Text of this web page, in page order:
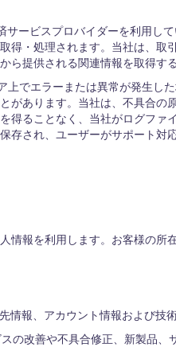
ービスプロバイダーを利用し
得・処理されます。当社は、
提供される関連情報を取得す
上でエラーまたは異常が発生し
があります。当社は、不具合
得ることなく、当社がログフ
存され、ユーザーがサポート
情報を利用します。お客様の所
報、アカウント情報および技
の改善や不具合修正、新製品